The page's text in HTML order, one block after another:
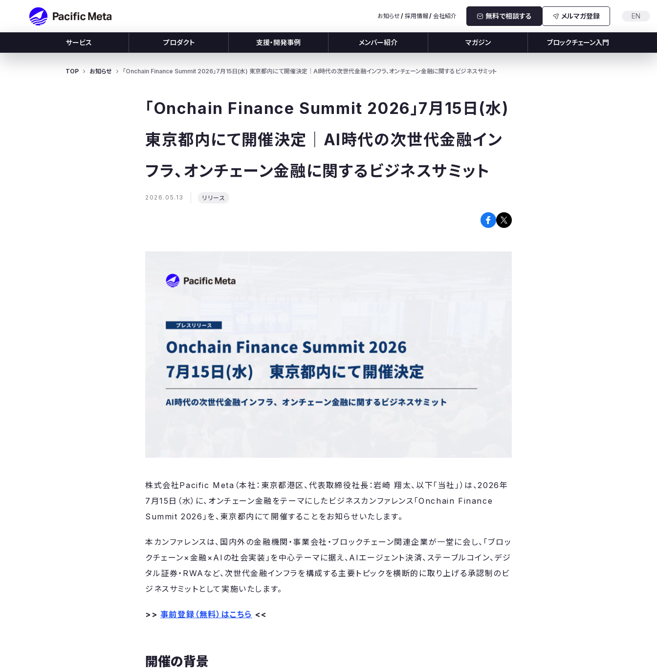
お知らせ 採用情報 会社紹介 無料で相談する メルマガ登録 EN
サービス プロダクト 支援・開発事例 メンバー紹介 マガジン ブロックチェーン入門
TOP お知らせ 「Onchain Finance Summit 2026」7月15日(水) 東京都内にて開催決定｜AI時代の次世代金融インフラ、オンチェーン金融に関するビジネスサミット
「Onchain Finance Summit 2026」7月15日(水)
東京都内にて開催決定｜AI時代の次世代金融イン
フラ、オンチェーン金融に関するビジネスサミット
2026.05.13 リリース
株式会社Pacific Meta（本社：東京都港区、代表取締役社長：岩崎 翔太、以下「当社」）は、2026年
7月15日（水）に、オンチェーン金融をテーマにしたビジネスカンファレンス「Onchain Finance
Summit 2026」を、東京都内にて開催することをお知らせいたします。
本カンファレンスは、国内外の金融機関・事業会社・ブロックチェーン関連企業が一堂に会し、「ブロッ
クチェーン×金融×AIの社会実装」を中心テーマに据え、AIエージェント決済、ステーブルコイン、デジ
タル証券・RWAなど、次世代金融インフラを構成する主要トピックを横断的に取り上げる承認制のビ
ジネスサミットとして実施いたします。
>> 事前登録（無料）はこちら <<
開催の背景